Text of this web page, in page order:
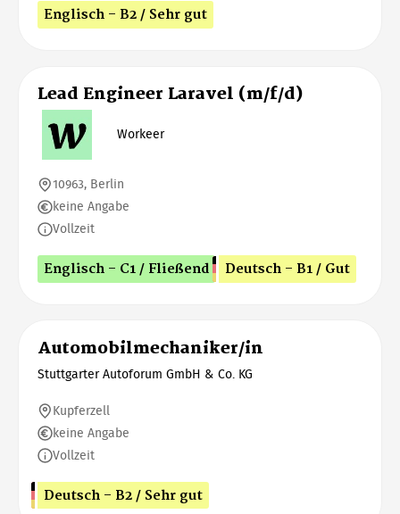
Englisch - B2 / Sehr gut
Lead Engineer Laravel (m/f/d)
Workeer
10963, Berlin
keine Angabe
Vollzeit
Englisch - C1 / Fließend Deutsch - B1 / Gut
Automobilmechaniker/in
Stuttgarter Autoforum GmbH & Co. KG
Kupferzell
keine Angabe
Vollzeit
Deutsch - B2 / Sehr gut